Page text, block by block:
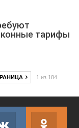
тарифы
1 из 184